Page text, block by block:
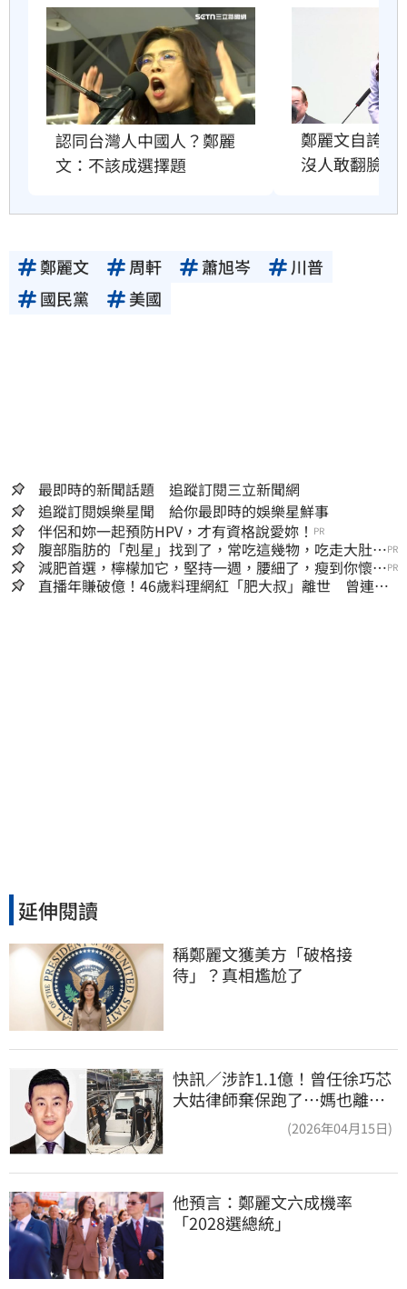
認同台灣人中國人？鄭麗
文：不該成選擇題
鄭麗文自誇很
沒人敢翻臉原
鄭麗文 周軒 蕭旭岑
川普
國民黨
美國
最即時的新聞話題 追蹤訂閱三立新聞網
追蹤訂閱娛樂星聞 給你最即時的娛樂星鮮事
伴侶和妳一起預防HPV，才有資格說愛妳！ PR
腹部脂肪的「剋星」找到了，常吃這幾物，吃走大肚
囊，瘦出小蠻腰
PR
減肥首選，檸檬加它，堅持一週，腰細了，瘦到你懷疑
人生
PR
直播年賺破億！46歲料理網紅「肥大叔」離世 曾連播
延伸閱讀
稱鄭麗文獲美方「破格接
待」？真相尷尬了
快訊／涉詐1.1億！曾任徐巧芯
大姑律師棄保跑了…媽也離
(2026年04月15日)
他預言：鄭麗文六成機率
「2028選總統」